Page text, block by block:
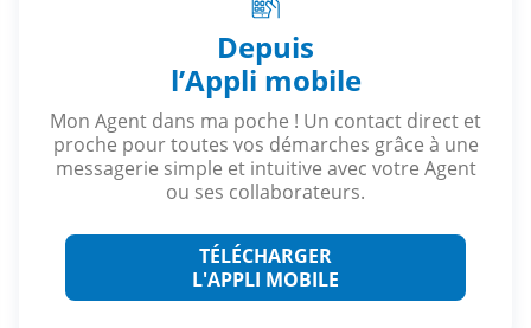
Depuis
l’Appli mobile
Mon Agent dans ma poche ! Un contact direct et
proche pour toutes vos démarches grâce à une
messagerie simple et intuitive avec votre Agent
ou ses collaborateurs.
TÉLÉCHARGER
L'APPLI MOBILE